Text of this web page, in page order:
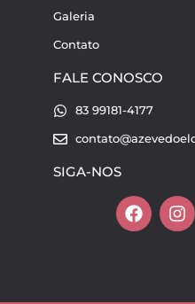
Galeria
Contato
FALE CONOSCO
83 99181-4177
SIGA-NOS